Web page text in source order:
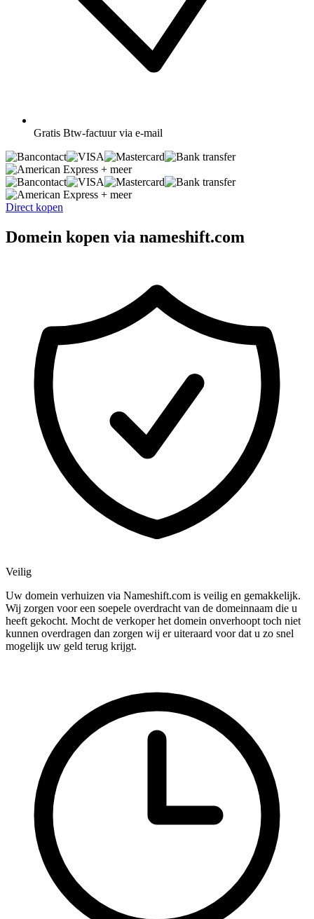
Gratis Btw-factuur via e-mail
+ meer
+ meer
Direct kopen
Domein kopen via nameshift.com
Veilig
Uw domein verhuizen via Nameshift.com is veilig en gemakkelijk.
Wij zorgen voor een soepele overdracht van de domeinnaam die u
heeft gekocht. Mocht de verkoper het domein onverhoopt toch niet
kunnen overdragen dan zorgen wij er uiteraard voor dat u zo snel
mogelijk uw geld terug krijgt.